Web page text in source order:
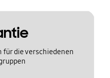
die verschiedenen